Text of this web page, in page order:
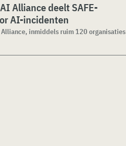
Alliance deelt SAFE-
AI-incidenten
Alliance, inmiddels ruim 120 organisaties